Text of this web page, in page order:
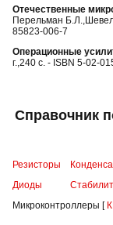
Отечественные
Перельман
85823-006-7
Операционные
г.,240 с. - ISBN 5-02-
Справочник
Резисторы
Диоды
Микроконтроллеры [